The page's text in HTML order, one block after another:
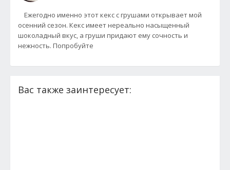
Ежегодно именно этот кекс с грушами открывает мой
осенний сезон. Кекс имеет нереально насыщенный
шоколадный вкус, а груши придают ему сочность и
нежность. Попробуйте
Вас также заинтересует: